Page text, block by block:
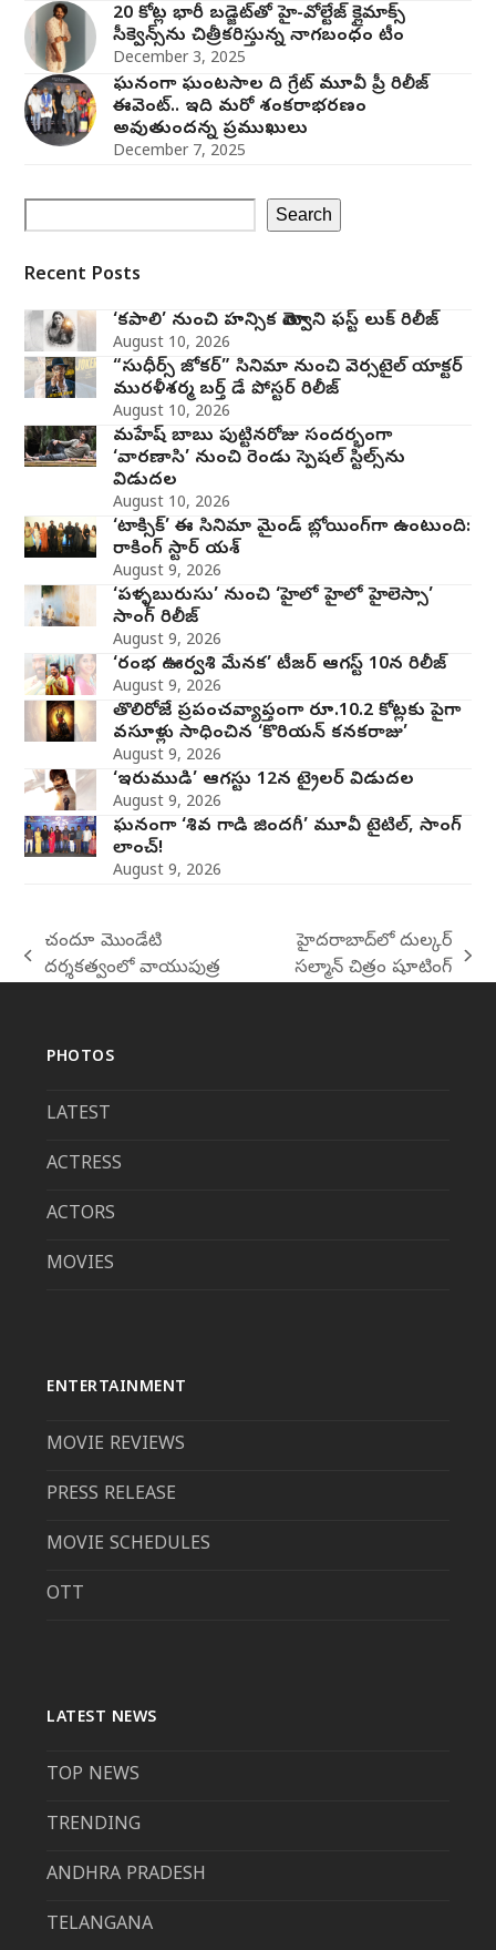
20 కోట్ల భారీ బడ్జెట్‌తో హై-వోల్టేజ్ క్లైమాక్స్
సీక్వెన్స్‌ను చిత్రీకరిస్తున్న నాగబంధం టీం
December 3, 2025
ఘనంగా ఘంటసాల ది గ్రేట్ మూవీ ప్రీ రిలీజ్
ఈవెంట్.. ఇది మరో శంకరాభరణం
అవుతుందన్న ప్రముఖులు
December 7, 2025
Search
Recent Posts
‘కపాలి’ నుంచి హన్సిక మోత్వాని ఫస్ట్ లుక్ రిలీజ్
August 10, 2026
“సుధీర్స్ జోకర్” సినిమా నుంచి వెర్సటైల్ యాక్టర్
మురళీశర్మ బర్త్ డే పోస్టర్ రిలీజ్
August 10, 2026
మహేష్ బాబు పుట్టినరోజు సందర్భంగా
‘వారణాసి’ నుంచి రెండు స్పెషల్ స్టిల్స్‌ను
విడుదల
August 10, 2026
‘టాక్సిక్’ ఈ సినిమా మైండ్ బ్లోయింగ్‌గా ఉంటుంది:
రాకింగ్ స్టార్ యశ్
August 9, 2026
‘పళ్ళబురుసు’ నుంచి ‘హైలో హైలో హైలెస్సా’
సాంగ్ రిలీజ్
August 9, 2026
‘రంభ ఊర్వశి మేనక’ టీజర్ ఆగస్ట్ 10న రిలీజ్
August 9, 2026
తొలిరోజే ప్రపంచవ్యాప్తంగా రూ.10.2 కోట్లకు పైగా
వసూళ్లు సాధించిన ‘కొరియన్ కనకరాజు’
August 9, 2026
‘ఇరుముడి’ ఆగస్టు 12న ట్రైలర్ విడుదల
August 9, 2026
ఘనంగా ‘శివ గాడి జింద‌గీ’ మూవీ టైటిల్, సాంగ్
లాంచ్!
August 9, 2026
previous
చందూ మొండేటి
దర్శకత్వంలో వాయుపుత్ర
హైదరాబాద్‌లో దుల్కర్
సల్మాన్ చిత్రం షూటింగ్
PHOTOS
LATEST
ACTRESS
ACTORS
MOVIES
ENTERTAINMENT
MOVIE REVIEWS
PRESS RELEASE
MOVIE SCHEDULES
OTT
LATEST NEWS
TOP NEWS
TRENDING
ANDHRA PRADESH
TELANGANA